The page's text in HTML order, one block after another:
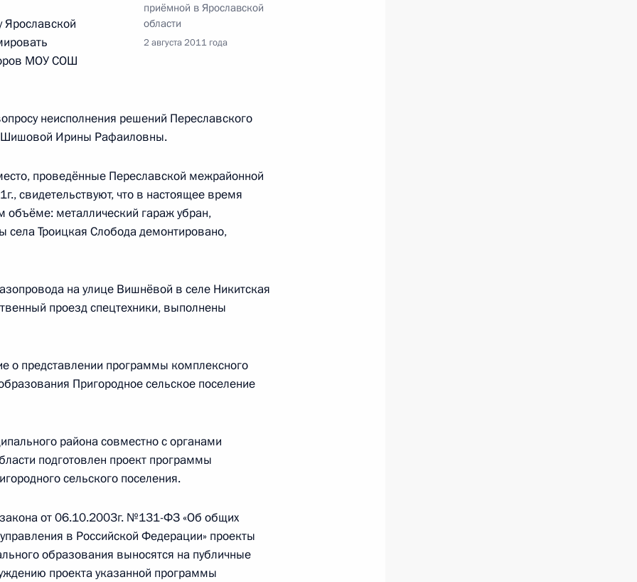
работы мобильной
по итогам работы
области
данного по итогам
в Ярославской области
Ярославской области,
поручений, данных
Президента
приёмной в Ярославской
области
2 августа 2011 года
Ярославской
МОУ СОШ
неисполнения решений Переславского
Шишовой Ирины Рафаиловны.
проведённые Переславской межрайонной
свидетельствуют, что в настоящее время
металлический гараж убран,
села Троицкая Слобода демонтировано,
на улице Вишнёвой в селе Никитская
проезд спецтехники, выполнены
о представлении программы комплексного
Пригородное сельское поселение
района совместно с органами
подготовлен проект программы
сельского поселения.
закона от 06.10.2003г. №131-ФЗ «Об общих
в Российской Федерации» проекты
образования выносятся на публичные
проекта указанной программы